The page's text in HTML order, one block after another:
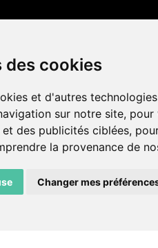
des cookies
et d'autres
sur notre site, pour
des publicités ciblées,
la provenance de
Changer mes